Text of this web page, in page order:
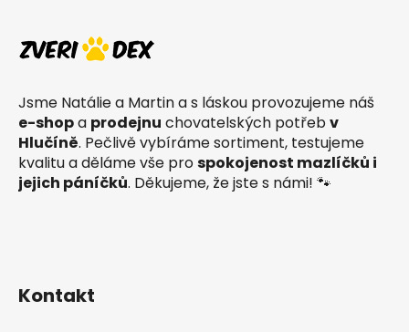
Jsme Natálie a Martin a s láskou provozujeme náš
e-shopa prodejnu chovatelských potřebv
Hlučíně. Pečlivě vybíráme sortiment, testujeme
kvalitu a děláme vše prospokojenost mazlíčků i
jejich páníčků. Děkujeme, že jste s námi! 🐾
Kontakt